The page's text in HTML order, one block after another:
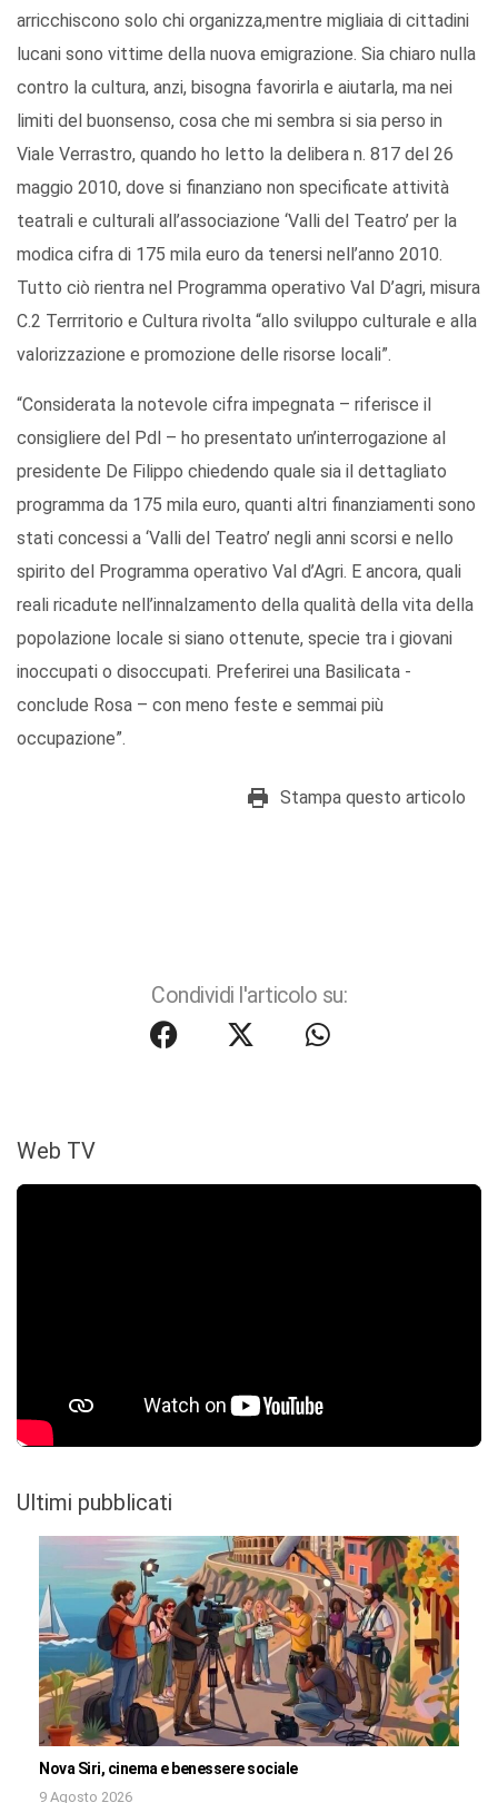
arricchiscono solo chi organizza,mentre migliaia di cittadini
lucani sono vittime della nuova emigrazione. Sia chiaro nulla
contro la cultura, anzi, bisogna favorirla e aiutarla, ma nei
limiti del buonsenso, cosa che mi sembra si sia perso in
Viale Verrastro, quando ho letto la delibera n. 817 del 26
maggio 2010, dove si finanziano non specificate attività
teatrali e culturali all’associazione ‘Valli del Teatro’ per la
modica cifra di 175 mila euro da tenersi nell’anno 2010.
Tutto ciò rientra nel Programma operativo Val D’agri, misura
C.2 Terrritorio e Cultura rivolta “allo sviluppo culturale e alla
valorizzazione e promozione delle risorse locali”.
“Considerata la notevole cifra impegnata – riferisce il
consigliere del Pdl – ho presentato un’interrogazione al
presidente De Filippo chiedendo quale sia il dettagliato
programma da 175 mila euro, quanti altri finanziamenti sono
stati concessi a ‘Valli del Teatro’ negli anni scorsi e nello
spirito del Programma operativo Val d’Agri. E ancora, quali
reali ricadute nell’innalzamento della qualità della vita della
popolazione locale si siano ottenute, specie tra i giovani
inoccupati o disoccupati. Preferirei una Basilicata -
conclude Rosa – con meno feste e semmai più
occupazione”.
Stampa questo articolo
Condividi l'articolo su:
Web TV
Ultimi pubblicati
Nova Siri, cinema e benessere sociale
9 Agosto 2026